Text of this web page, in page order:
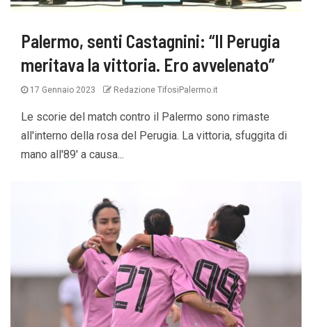
Palermo, senti Castagnini: “Il Perugia
meritava la vittoria. Ero avvelenato”
17 Gennaio 2023 Redazione TifosiPalermo.it
Le scorie del match contro il Palermo sono rimaste
all'interno della rosa del Perugia. La vittoria, sfuggita di
mano all'89' a causa...